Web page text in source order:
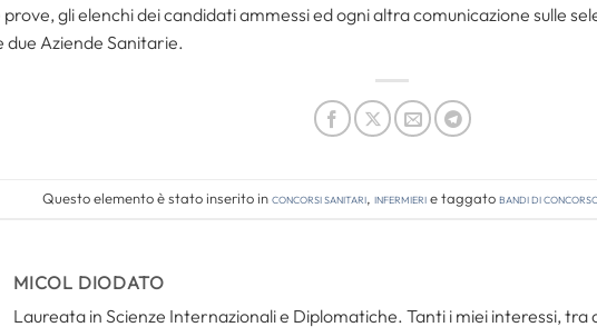
gli elenchi dei candidati ammessi ed ogni altra comunicazione sulle
due Aziende Sanitarie.
Questo elemento è stato inserito inConcorsi Sanitari, Infermierie taggatobandi di
MICOL DIODATO
Laureata in Scienze Internazionali e Diplomatiche. Tanti i miei interessi,